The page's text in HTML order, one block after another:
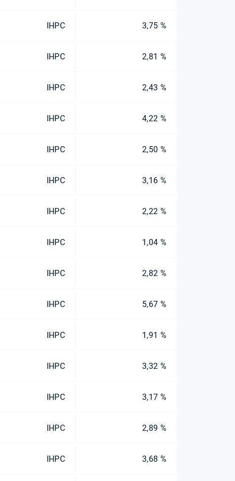
IHPC 3,75 %
IHPC 2,81 %
IHPC 2,43 %
IHPC 4,22 %
IHPC 2,50 %
IHPC 3,16 %
IHPC 2,22 %
IHPC 1,04 %
IHPC 2,82 %
IHPC 5,67 %
IHPC 1,91 %
IHPC 3,32 %
IHPC 3,17 %
IHPC 2,89 %
IHPC 3,68 %